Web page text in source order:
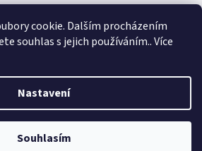
cookie. Dalším procházením
souhlas s jejich používáním.. Více
Nastavení
Souhlasím
Vytvořil Shoptet